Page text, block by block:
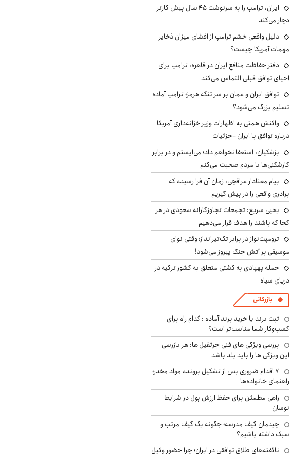
ایران، ترامپ را به سرنوشت ۴۵ سال پیش کارتر
دچار می‌کند
دلیل واقعی خشم ترامپ از افشای میزان ذخایر
مهمات آمریکا چیست؟
دفتر حفاظت منافع ایران در قاهره: ترامپ برای
احیای توافق قبلی التماس می‌کند
توافق ایران و عمان بر سر تنگه هرمز؛ ترامپ آماده
تسلیم بزرگ می‌شود؟
واکنش همتی به اظهارات وزیر خزانه‌داری آمریکا
درباره توافق با ایران +جزئیات
پزشکیان: استعفا نخواهم داد؛ می‌ایستم و در برابر
کارشکنی‌ها با مردم صحبت می‌کنم
پیام معنادار عراقچی: زمان آن فرا رسیده که
برادری واقعی را در پیش گیریم
یحیی سریع: تجمعات تجاوزکارانه سعودی در هر
کجا که باشند را هدف قرار می‌دهیم
ترومپت‌نواز در برابر تک‌تیرانداز؛ وقتی نوای
موسیقی بر آتش جنگ پیروز می‌شود!
حمله پهپادی به کشتی متعلق به کشور ترکیه در
دریای سیاه
بازرگانی
ثبت برند یا خرید برند آماده : کدام راه برای
کسب‌وکار شما مناسب‌تر است؟
بررسی ویژگی های فنی جرثقیل ها: هر بازرسی
این ویژگی ها را باید بلد باشد
۷ اقدام ضروری پس از تشکیل پرونده مواد مخدر؛
راهنمای خانواده‌ها
راهی مطمئن برای حفظ ارزش پول در شرایط
نوسان
چیدمان کیف مدرسه؛ چگونه یک کیف مرتب و
سبک داشته باشیم؟
ناگفته‌های طلاق توافقی در ایران؛ چرا حضور وکیل